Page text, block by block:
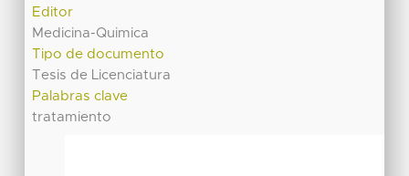
Editor
Medicina-Quimica
Tipo de documento
Tesis de Licenciatura
Palabras clave
tratamiento